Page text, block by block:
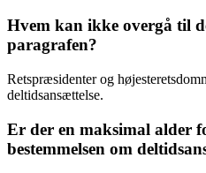
Hvem kan ikke overgå til
paragrafen?
Retspræsidenter og
deltidsansættelse.
Er der en maksimal alder
bestemmelsen om